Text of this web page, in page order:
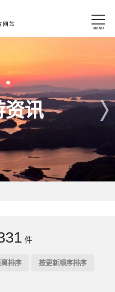
资讯
件
排序 按更新顺序排序